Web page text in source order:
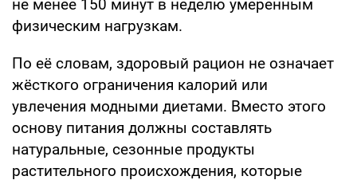
не менее 150 минут в неделю умеренным
физическим нагрузкам.
По её словам, здоровый рацион не означает
жёсткого ограничения калорий или
увлечения модными диетами. Вместо этого
основу питания должны составлять
натуральные, сезонные продукты
растительного происхождения, которые